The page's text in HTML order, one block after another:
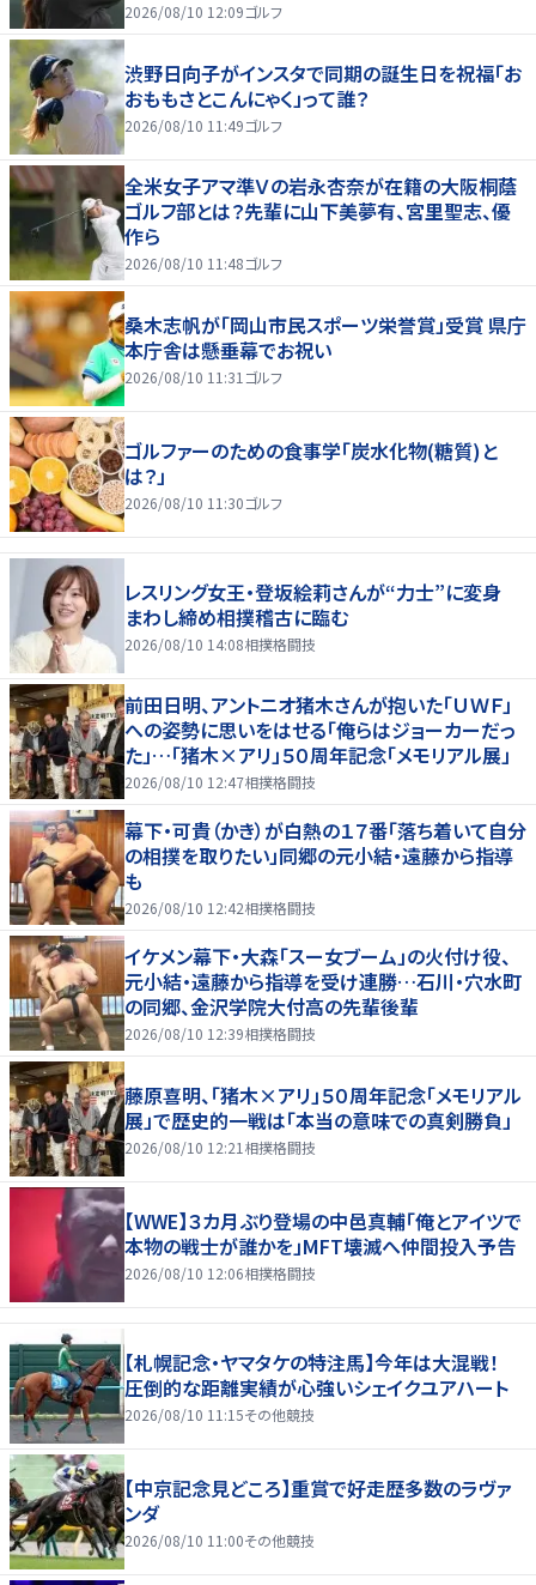
2026/08/10 12:09ゴルフ
渋野日向子がインスタで同期の誕生日を祝福「お
おももさとこんにゃく」って誰？
2026/08/10 11:49ゴルフ
全米女子アマ準Ｖの岩永杏奈が在籍の大阪桐蔭
ゴルフ部とは？先輩に山下美夢有、宮里聖志、優
作ら
2026/08/10 11:48ゴルフ
桑木志帆が「岡山市民スポーツ栄誉賞」受賞 県庁
本庁舎は懸垂幕でお祝い
2026/08/10 11:31 ゴルフ
ゴルファーのための食事学「炭水化物(糖質)と
は？」
2026/08/10 11:30ゴルフ
レスリング女王・登坂絵莉さんが“力士”に変身
まわし締め相撲稽古に臨む
2026/08/10 14:08相撲格闘技
前田日明、アントニオ猪木さんが抱いた「ＵＷＦ」
への姿勢に思いをはせる「俺らはジョーカーだっ
た」…「猪木×アリ」５０周年記念「メモリアル展」
2026/08/10 12:47相撲格闘技
幕下・可貴（かき）が白熱の１７番「落ち着いて自分
の相撲を取りたい」同郷の元小結・遠藤から指導
も
2026/08/10 12:42相撲格闘技
イケメン幕下・大森「スー女ブーム」の火付け役、
元小結・遠藤から指導を受け連勝…石川・穴水町
の同郷、金沢学院大付高の先輩後輩
2026/08/10 12:39相撲格闘技
藤原喜明、「猪木×アリ」５０周年記念「メモリアル
展」で歴史的一戦は「本当の意味での真剣勝負」
2026/08/10 12:21 相撲格闘技
【WWE】３カ月ぶり登場の中邑真輔「俺とアイツで
本物の戦士が誰かを」MFT壊滅へ仲間投入予告
2026/08/10 12:06相撲格闘技
【札幌記念・ヤマタケの特注馬】今年は大混戦！
圧倒的な距離実績が心強いシェイクユアハート
2026/08/10 11:15その他競技
【中京記念見どころ】重賞で好走歴多数のラヴァ
ンダ
2026/08/10 11:00その他競技